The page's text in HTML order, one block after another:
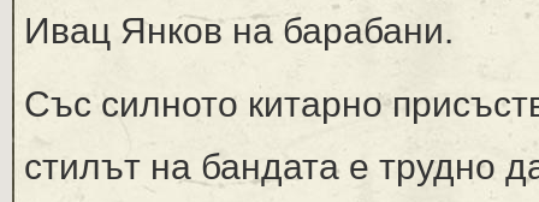
Ивац Янков на барабани.
Със силното китарно
стилът на бандата е трудно